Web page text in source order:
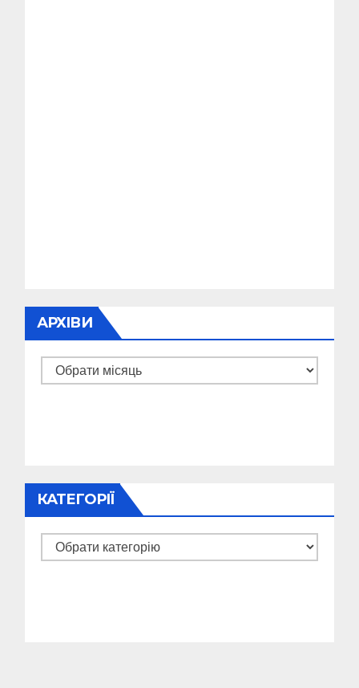
АРХІВИ
Архіви
КАТЕГОРІЇ
Категорії